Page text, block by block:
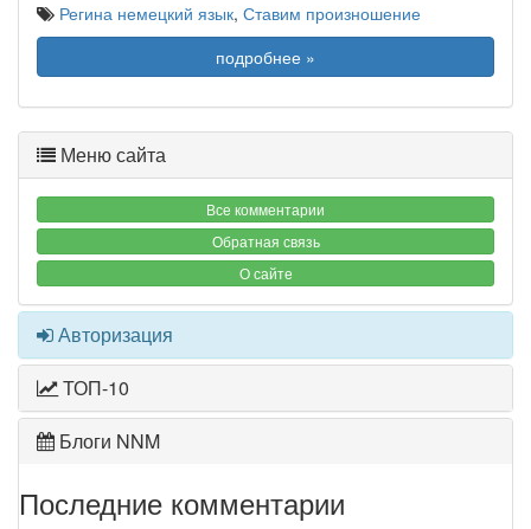
Регина немецкий язык, Ставим произношение
подробнее »
Меню сайта
Все комментарии
Обратная связь
О сайте
Авторизация
ТОП-10
Блоги NNM
Последние комментарии